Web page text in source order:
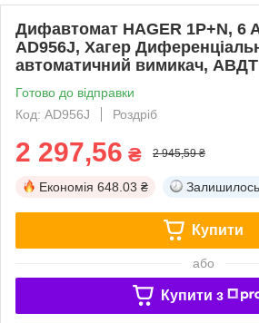
Дифавтомат HAGER 1P+N, 6
AD956J, Хагер
автоматичний вимикач, АВДТ
Готово до відправки
Код: AD956J
Роздріб
2 297,56 ₴ 2 945,59 ₴
Економія 648.03 ₴ Залишилось
Купити
або
Купити з